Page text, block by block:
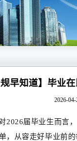
规早知道】毕业
2026-
2026届毕业生而言
，从容走好毕业前